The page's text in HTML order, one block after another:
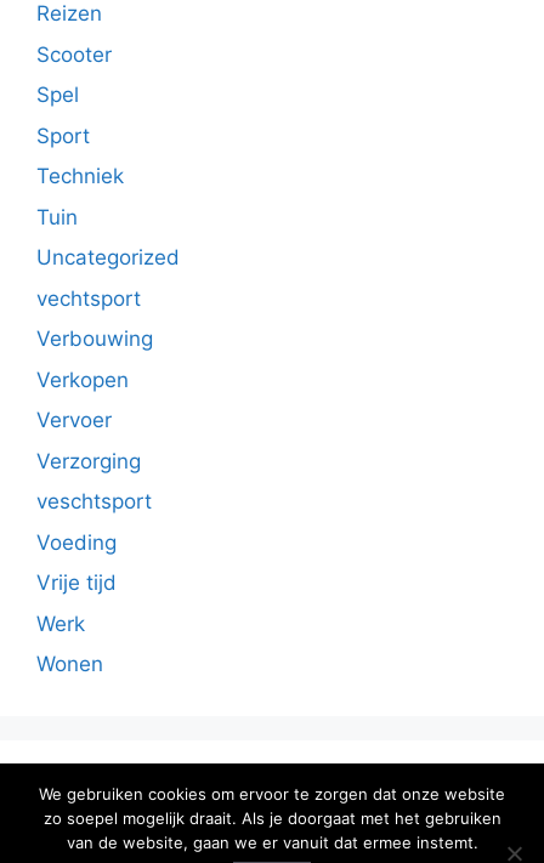
Reizen
Scooter
Spel
Sport
Techniek
Tuin
Uncategorized
vechtsport
Verbouwing
Verkopen
Vervoer
Verzorging
veschtsport
Voeding
Vrije tijd
Werk
Wonen
Sitemap
We gebruiken cookies om ervoor te zorgen dat onze website
zo soepel mogelijk draait. Als je doorgaat met het gebruiken
van de website, gaan we er vanuit dat ermee instemt.